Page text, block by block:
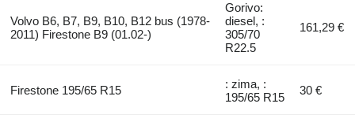
Volvo B6, B7, B9, B10, B12 bus (1978-
2011) Firestone B9 (01.02-)
Gorivo:
diesel, :
305/70
R22.5
161,29 €
Firestone 195/65 R15
: zima, :
195/65 R15
30 €